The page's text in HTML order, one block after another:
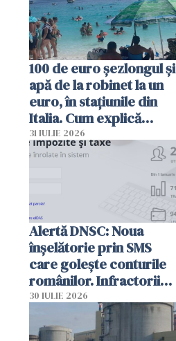
100 de euro șezlongul și
apă de la robinet la un
euro, în stațiunile din
Italia. Cum explică
autoritățile
31 IULIE 2026
Alertă DNSC: Noua
înșelătorie prin SMS
care golește conturile
românilor. Infractorii
folosesc numele
Ghișeul.ro și al Poliției
Române
30 IULIE 2026